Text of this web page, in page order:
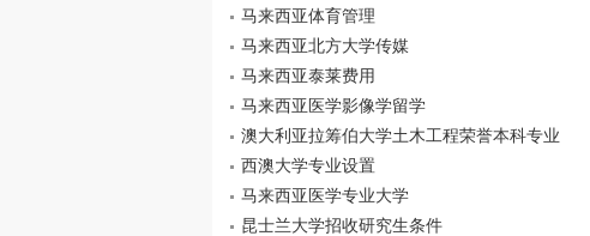
马来西亚体育管理
马来西亚北方大学传媒
马来西亚泰莱费用
马来西亚医学影像学留学
澳大利亚拉筹伯大学土木工程荣誉本科专业
西澳大学专业设置
马来西亚医学专业大学
昆士兰大学招收研究生条件